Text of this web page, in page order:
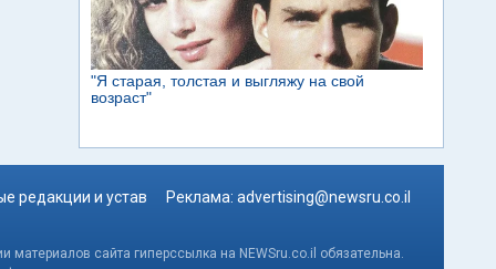
редакции и устав Реклама: advertising@newsru.co.il
сайта гиперссылка на NEWSru.co.il обязательна.